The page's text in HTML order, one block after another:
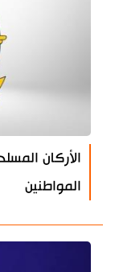
الأركان
المواطنين